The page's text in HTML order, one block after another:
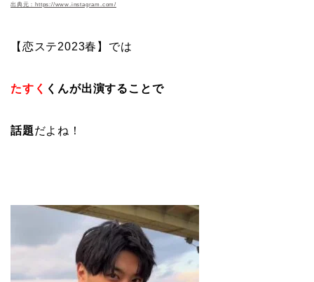
出典元：https://www.instagram.com/
【恋ステ2023春】では
たすく くんが出演することで
話題だよね！